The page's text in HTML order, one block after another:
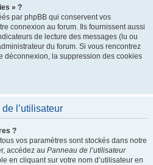
» ?
par phpBB qui conservent vos
connexion au forum. Ils fournissent aussi
de lecture des messages (lu ou
du forum. Si vous rencontrez
déconnexion, la suppression des cookies
l’utilisateur
?
vos paramètres sont stockés dans notre
accédez au Panneau de l’utilisateur
en cliquant sur votre nom d’utilisateur en